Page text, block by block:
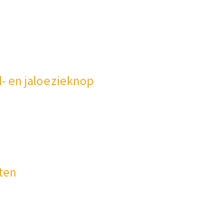
en jaloezieknop